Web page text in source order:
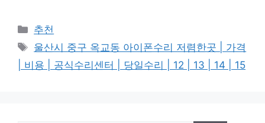
카
테
리
추천
태
그
울산시 중구 옥교동 아이폰수리 저렴한곳 | 가격
| 비용 | 공식수리센터 | 당일수리 | 12 | 13 | 14 | 15